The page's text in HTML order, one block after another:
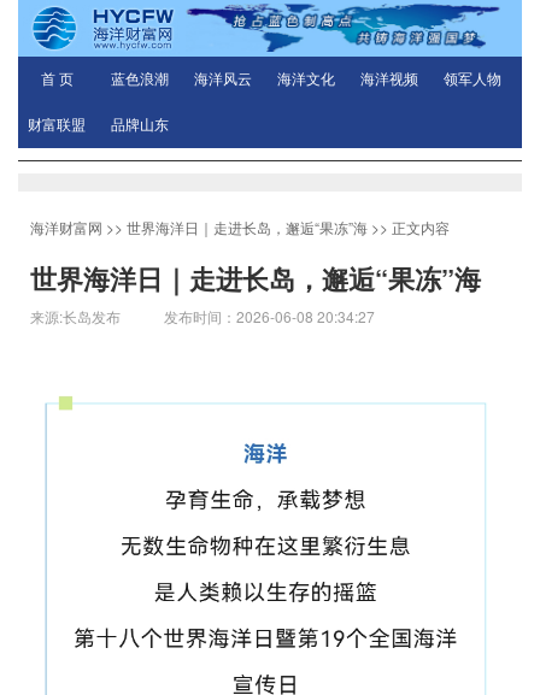
首 页 蓝色浪潮 海洋风云 海洋文化 海洋视频 领军人物
财富联盟 品牌山东
海洋财富网 >> 世界海洋日｜走进长岛，邂逅“果冻”海 >> 正文内容
世界海洋日｜走进长岛，邂逅“果冻”海
来源:长岛发布 发布时间：2026-06-08 20:34:27